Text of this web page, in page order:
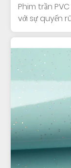
Phim trần
với sự quyến